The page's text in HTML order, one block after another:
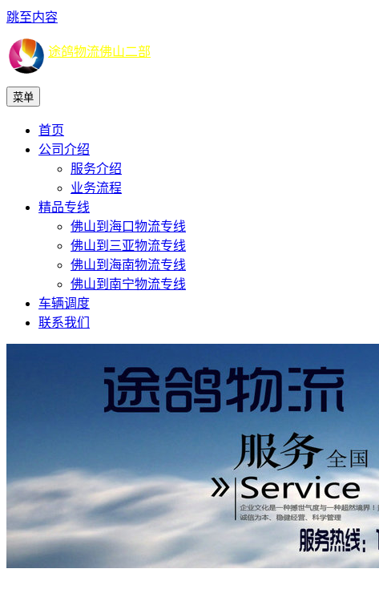
跳至内容
途鸽物流佛山二部
菜单
首页
公司介绍
服务介绍
业务流程
精品专线
佛山到海口物流专线
佛山到三亚物流专线
佛山到海南物流专线
佛山到南宁物流专线
车辆调度
联系我们